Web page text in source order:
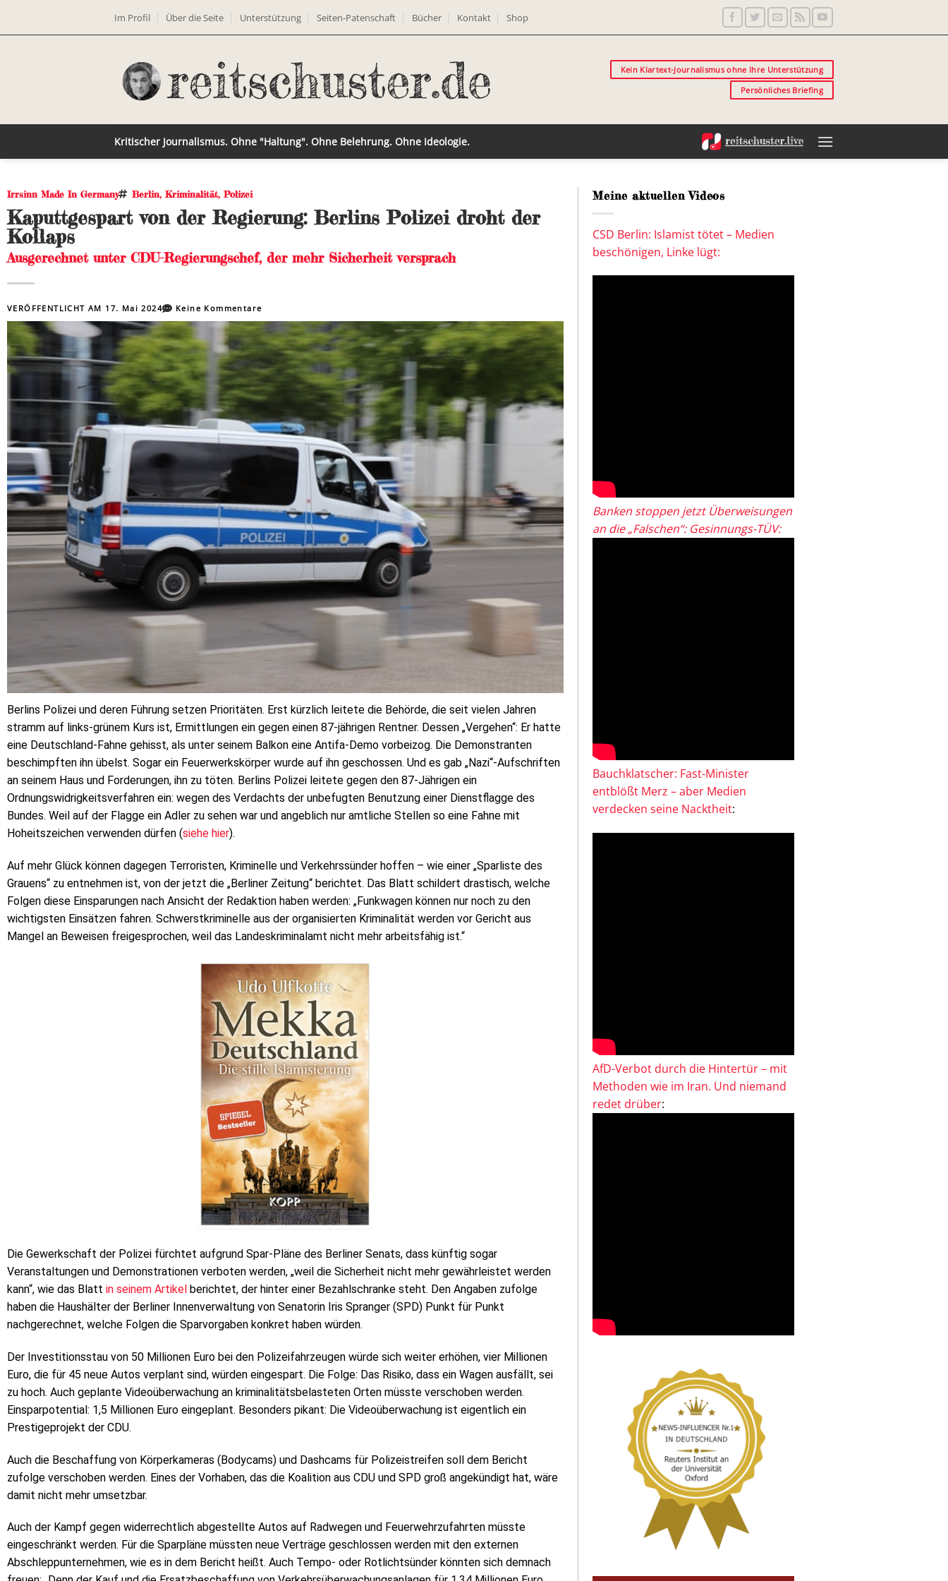
Im Profil Über die Seite Unterstützung Seiten-Patenschaft Bücher Kontakt Shop
Kein Klartext-Journalismus ohne Ihre Unterstützung
Persönliches Briefing
Kritischer Journalismus. Ohne "Haltung". Ohne Belehrung. Ohne Ideologie.
Irrsinn Made In Germany Berlin, Kriminalität,Polizei
Kaputtgespart von der Regierung: Berlins Polizei droht der
Kollaps
Ausgerechnet unter CDU-Regierungschef, der mehr Sicherheit versprach
VERÖFFENTLICHT AM 17. Mai 2024 Keine Kommentare
Berlins Polizei und deren Führung setzen Prioritäten. Erst kürzlich leitete die Behörde, die seit vielen Jahren
stramm auf links-grünem Kurs ist, Ermittlungen ein gegen einen 87-jährigen Rentner. Dessen „Vergehen“: Er hatte
eine Deutschland-Fahne gehisst, als unter seinem Balkon eine Antifa-Demo vorbeizog. Die Demonstranten
beschimpften ihn übelst. Sogar ein Feuerwerkskörper wurde auf ihn geschossen. Und es gab „Nazi“-Aufschriften
an seinem Haus und Forderungen, ihn zu töten. Berlins Polizei leitete gegen den 87-Jährigen ein
Ordnungswidrigkeitsverfahren ein: wegen des Verdachts der unbefugten Benutzung einer Dienstflagge des
Bundes. Weil auf der Flagge ein Adler zu sehen war und angeblich nur amtliche Stellen so eine Fahne mit
Hoheitszeichen verwenden dürfen (siehe hier).
Auf mehr Glück können dagegen Terroristen, Kriminelle und Verkehrssünder hoffen – wie einer „Sparliste des
Grauens“ zu entnehmen ist, von der jetzt die „Berliner Zeitung“ berichtet. Das Blatt schildert drastisch, welche
Folgen diese Einsparungen nach Ansicht der Redaktion haben werden: „Funkwagen können nur noch zu den
wichtigsten Einsätzen fahren. Schwerstkriminelle aus der organisierten Kriminalität werden vor Gericht aus
Mangel an Beweisen freigesprochen, weil das Landeskriminalamt nicht mehr arbeitsfähig ist.“
Die Gewerkschaft der Polizei fürchtet aufgrund Spar-Pläne des Berliner Senats, dass künftig sogar
Veranstaltungen und Demonstrationen verboten werden, „weil die Sicherheit nicht mehr gewährleistet werden
kann“, wie das Blatt in seinem Artikel berichtet, der hinter einer Bezahlschranke steht. Den Angaben zufolge
haben die Haushälter der Berliner Innenverwaltung von Senatorin Iris Spranger (SPD) Punkt für Punkt
nachgerechnet, welche Folgen die Sparvorgaben konkret haben würden.
Der Investitionsstau von 50 Millionen Euro bei den Polizeifahrzeugen würde sich weiter erhöhen, vier Millionen
Euro, die für 45 neue Autos verplant sind, würden eingespart. Die Folge: Das Risiko, dass ein Wagen ausfällt, sei
zu hoch. Auch geplante Videoüberwachung an kriminalitätsbelasteten Orten müsste verschoben werden.
Einsparpotential: 1,5 Millionen Euro eingeplant. Besonders pikant: Die Videoüberwachung ist eigentlich ein
Prestigeprojekt der CDU.
Auch die Beschaffung von Körperkameras (Bodycams) und Dashcams für Polizeistreifen soll dem Bericht
zufolge verschoben werden. Eines der Vorhaben, das die Koalition aus CDU und SPD groß angekündigt hat, wäre
damit nicht mehr umsetzbar.
Auch der Kampf gegen widerrechtlich abgestellte Autos auf Radwegen und Feuerwehrzufahrten müsste
eingeschränkt werden. Für die Sparpläne müssten neue Verträge geschlossen werden mit den externen
Abschleppunternehmen, wie es in dem Bericht heißt. Auch Tempo- oder Rotlichtsünder könnten sich demnach
Meine aktuellen Videos
CSD Berlin: Islamist tötet – Medien
beschönigen, Linke lügt:
Banken stoppen jetzt Überweisungen
an die „Falschen“: Gesinnungs-TÜV:
Bauchklatscher: Fast-Minister
entblößt Merz – aber Medien
verdecken seine Nacktheit:
AfD-Verbot durch die Hintertür – mit
Methoden wie im Iran. Und niemand
redet drüber: